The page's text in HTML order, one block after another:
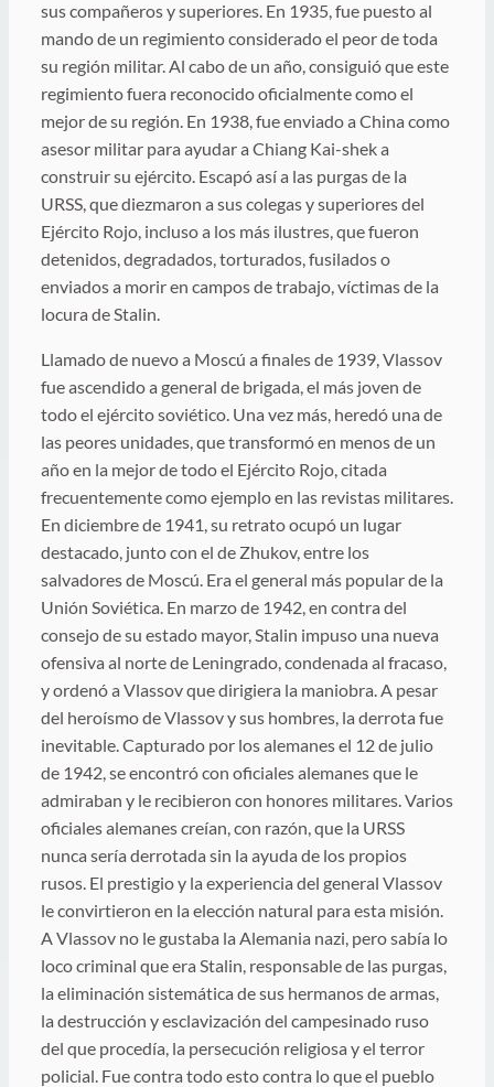
sus compañeros y superiores. En 1935, fue puesto al
mando de un regimiento considerado el peor de toda
su región militar. Al cabo de un año, consiguió que este
regimiento fuera reconocido oficialmente como el
mejor de su región. En 1938, fue enviado a China como
asesor militar para ayudar a Chiang Kai-shek a
construir su ejército. Escapó así a las purgas de la
URSS, que diezmaron a sus colegas y superiores del
Ejército Rojo, incluso a los más ilustres, que fueron
detenidos, degradados, torturados, fusilados o
enviados a morir en campos de trabajo, víctimas de la
locura de Stalin.
Llamado de nuevo a Moscú a finales de 1939, Vlassov
fue ascendido a general de brigada, el más joven de
todo el ejército soviético. Una vez más, heredó una de
las peores unidades, que transformó en menos de un
año en la mejor de todo el Ejército Rojo, citada
frecuentemente como ejemplo en las revistas militares.
En diciembre de 1941, su retrato ocupó un lugar
destacado, junto con el de Zhukov, entre los
salvadores de Moscú. Era el general más popular de la
Unión Soviética. En marzo de 1942, en contra del
consejo de su estado mayor, Stalin impuso una nueva
ofensiva al norte de Leningrado, condenada al fracaso,
y ordenó a Vlassov que dirigiera la maniobra. A pesar
del heroísmo de Vlassov y sus hombres, la derrota fue
inevitable. Capturado por los alemanes el 12 de julio
de 1942, se encontró con oficiales alemanes que le
admiraban y le recibieron con honores militares. Varios
oficiales alemanes creían, con razón, que la URSS
nunca sería derrotada sin la ayuda de los propios
rusos. El prestigio y la experiencia del general Vlassov
le convirtieron en la elección natural para esta misión.
A Vlassov no le gustaba la Alemania nazi, pero sabía lo
loco criminal que era Stalin, responsable de las purgas,
la eliminación sistemática de sus hermanos de armas,
la destrucción y esclavización del campesinado ruso
del que procedía, la persecución religiosa y el terror
policial. Fue contra todo esto contra lo que el pueblo